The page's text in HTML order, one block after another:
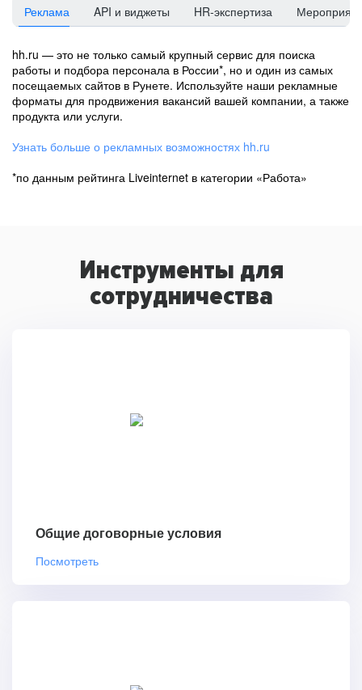
Реклама API и виджеты HR-экспертиза
hh.ru — это не только самый крупный сервис для поиска
работы и подбора персонала в России*, но и один из самых
посещаемых сайтов в Рунете. Используйте наши рекламные
форматы для продвижения вакансий вашей компании, а также
продукта или услуги.
Узнать больше о рекламных возможностях hh.ru
*по данным рейтинга Liveinternet в категории «Работа»
Инструменты для
сотрудничества
Общие договорные условия
Посмотреть